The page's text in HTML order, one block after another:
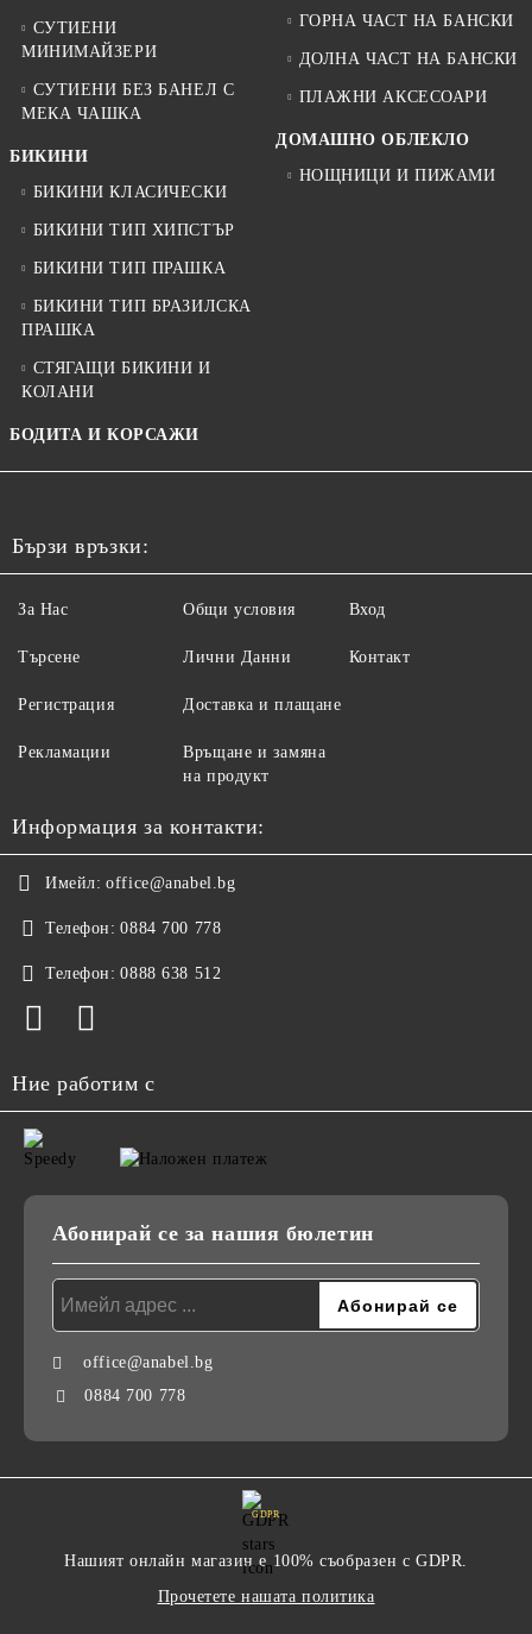
СУТИЕНИ
МИНИМАЙЗЕРИ
СУТИЕНИ БЕЗ БАНЕЛ С
МЕКА ЧАШКА
БИКИНИ
БИКИНИ КЛАСИЧЕСКИ
БИКИНИ ТИП ХИПСТЪР
БИКИНИ ТИП ПРАШКА
БИКИНИ ТИП БРАЗИЛСКА
ПРАШКА
СТЯГАЩИ БИКИНИ И
КОЛАНИ
БОДИТА И КОРСАЖИ
ГОРНА ЧАСТ НА БАНСКИ
ДОЛНА ЧАСТ НА БАНСКИ
ПЛАЖНИ АКСЕСОАРИ
ДОМАШНО ОБЛЕКЛО
НОЩНИЦИ И ПИЖАМИ
Бързи връзки:
За Нас
Търсене
Регистрация
Рекламации
Общи условия
Лични Данни
Доставка и плащане
Връщане и замяна
на продукт
Вход
Контакт
Информация за контакти:
Имейл: office@anabel.bg
Телефон: 0884 700 778
Телефон: 0888 638 512
Ние работим с
Абонирай се за нашия бюлетин
office@anabel.bg
0884 700 778
GDPR
Нашият онлайн магазин е 100% съобразен с GDPR.
Прочетете нашата политика